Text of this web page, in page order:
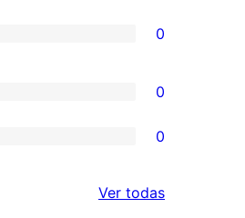
0
0
0
Ver todasavaliações